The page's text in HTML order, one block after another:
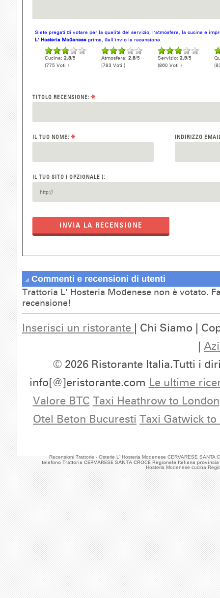
Recensioni Trattorie - Osterie L' Hosteria Modenese CERVARESE SANTA
telefono Trattoria CERVARESE SANTA CROCE Regionale Italiana
Hosteria Modenese cucina
Siete pregati di votare per la qualità del servizio, l'atmosfera, la cucina e
L' Hosteria Modenese prima, dell'invio la recensione.
Cucina: 2.8/5
(775 Voti )
Atmosfera: 2.8/5
(783 Voti )
Servizio: 2.9/5
(860 Voti )
TITOLO RECENSIONE: *
IL TUO NOME: * INDIRIZZO
IL TUO SITO ( OPZIONALE ):
INVIA LA RECENSIONE
Commenti e recensioni di utenti
Trattoria L' Hosteria Modenese non è votato.
recensione!
Inserisci un ristorante | Chi Siamo |
|
© 2026 Ristorante Italia.Tutti i
info[@]eristorante.com Le ultime
Valore BTC Taxi Heathrow to London
Otel Beton Bucuresti Taxi Gatwick to